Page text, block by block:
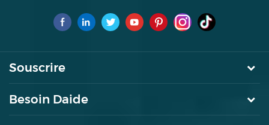
pour la première fois
Souscrire
Besoin Daide